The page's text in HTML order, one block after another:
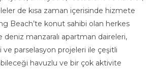
de kısa zaman içerisinde hizmete
Beach’te konut sahibi olan herkes
deniz manzaralı apartman daireleri,
ve parselasyon projeleri ile çeşitli
havuzlu ve bir çok aktivite